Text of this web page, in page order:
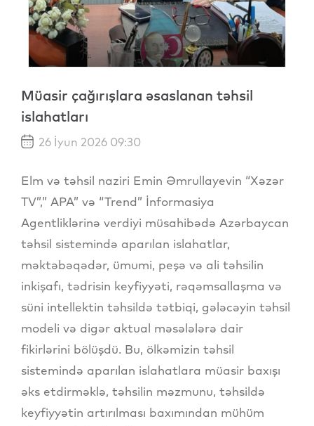
Müasir çağırışlara əsaslanan təhsil
islahatları
26 İyun 2026 09:30
Elm və təhsil naziri Emin Əmrullayevin “Xəzər
TV”,” APA” və “Trend” İnformasiya
Agentliklərinə verdiyi müsahibədə Azərbaycan
təhsil sistemində aparılan islahatlar,
məktəbəqədər, ümumi, peşə və ali təhsilin
inkişafı, tədrisin keyfiyyəti, rəqəmsallaşma və
süni intellektin təhsildə tətbiqi, gələcəyin təhsil
modeli və digər aktual məsələlərə dair
fikirlərini bölüşdü. Bu, ölkəmizin təhsil
sistemində aparılan islahatlara müasir baxışı
əks etdirməklə, təhsilin məzmunu, təhsildə
keyfiyyətin artırılması baxımından mühüm